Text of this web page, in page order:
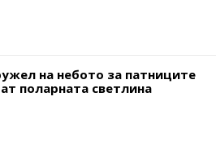
на небото за патниците
поларната светлина